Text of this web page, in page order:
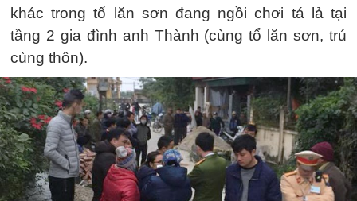
khác trong tổ lăn sơn đang ngồi chơi tá lả tại
tầng 2 gia đình anh Thành (cùng tổ lăn sơn, trú
cùng thôn).